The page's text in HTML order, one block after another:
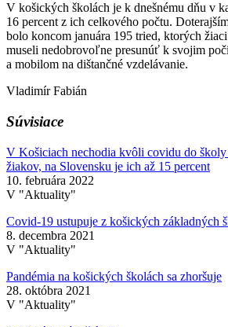
V košických školách je k dnešnému dňu v
16 percent z ich celkového počtu.
bolo koncom januára 195 tried, ktorých
museli nedobrovoľne presunúť k svojim
a mobilom na dištančné vzdelávanie.
Vladimír Fabián
Súvisiace
V Košiciach nechodia kvôli covidu do školy
žiakov, na Slovensku je ich až 15 percent
10. februára 2022
V "Aktuality"
Covid-19 ustupuje z košických základných
8. decembra 2021
V "Aktuality"
Pandémia na košických školách sa zhoršuje
28. októbra 2021
V "Aktuality"